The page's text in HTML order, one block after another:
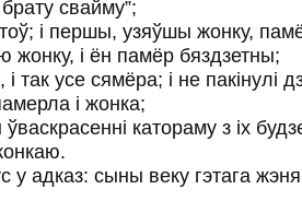
свайму”;
і першы, узяўшы жонку,
жонку, і ён памёр бяздзетны;
і так усе сямёра; і не пакінулі
і жонка;
катораму з іх
у адказ: сыны веку гэтага